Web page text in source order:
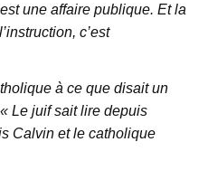
une affaire publique. Et la
c’est
à ce que disait un
Le juif sait lire depuis
Calvin et le catholique